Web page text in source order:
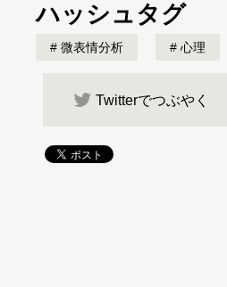
ハッシュタグ
微表情分析 心理
Twitterでつぶやく